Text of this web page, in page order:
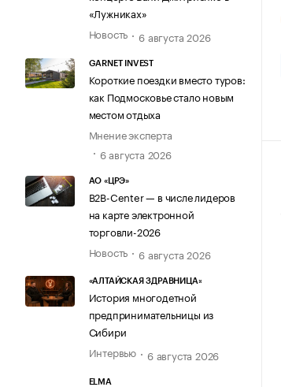
«Лужниках»
Новость
6 августа 2026
GARNET INVEST
Короткие поездки вместо туров:
как Подмосковье стало новым
местом отдыха
Мнение эксперта
6 августа 2026
АО «ЦРЭ»
B2B-Center — в числе лидеров
на карте электронной
торговли-2026
Новость
6 августа 2026
«АЛТАЙСКАЯ ЗДРАВНИЦА»
История многодетной
предпринимательницы из
Сибири
Интервью
6 августа 2026
ELMA